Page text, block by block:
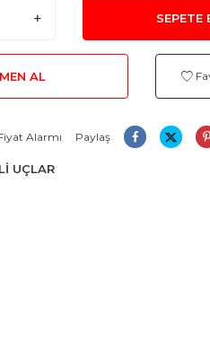
SEPETE
AL
Alarmı Paylaş
UÇLAR